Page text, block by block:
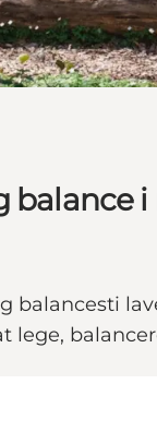
balance
balancesti